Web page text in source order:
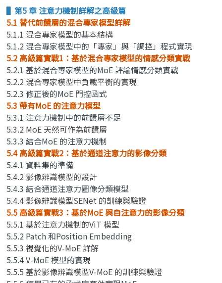
▌第5 章 注意力機制詳解之高級篇
5.1 替代前饋層的混合專家模型詳解
5.1.1 混合專家模型的基本結構
5.1.2 混合專家模型中的「專家」與「調控」程式實現
5.2 高級篇實戰1：基於混合專家模型的情感分類實戰
5.2.1 基於混合專家模型的MoE 評論情感分類實戰
5.2.2 混合專家模型中負載平衡的實現
5.2.3 修正後的MoE 門控函式
5.3 帶有MoE 的注意力模型
5.3.1 注意力機制中的前饋層不足
5.3.2 MoE 天然可作為前饋層
5.3.3 結合MoE 的注意力機制
5.4 高級篇實戰2：基於通道注意力的影像分類
5.4.1 資料集的準備
5.4.2 影像辨識模型的設計
5.4.3 結合通道注意力圖像分類模型
5.4.4 影像辨識模型SENet 的訓練與驗證
5.5 高級篇實戰3：基於MoE 與自注意力的影像分類
5.5.1 基於注意力機制的ViT 模型
5.5.2 Patch 和Position Embedding
5.5.3 視覺化的V-MoE 詳解
5.5.4 V-MoE 模型的實現
5.5.5 基於影像辨識模型V-MoE 的訓練與驗證